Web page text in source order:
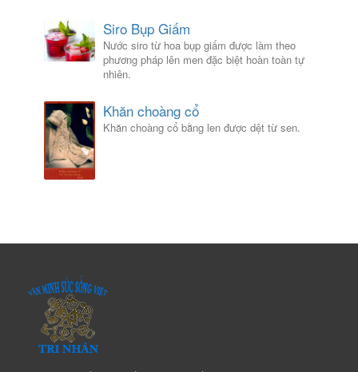
Siro Bụp Giấm
Nước siro từ hoa bụp giấm được làm theo
phương pháp lên men đặc biệt hoàn toàn tự
nhiên.
Khăn choàng cổ
Khăn choàng cổ bằng len được dệt từ sen.